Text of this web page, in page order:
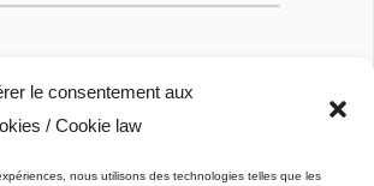
le consentement aux
/ Cookie law
nous utilisons des technologies telles que les